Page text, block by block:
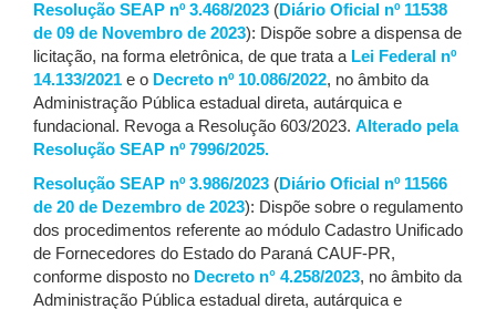
Resolução SEAP nº 3.468/2023 (Diário Oficial nº 11538
de 09 de Novembro de 2023): Dispõe sobre a dispensa de
licitação, na forma eletrônica, de que trata a Lei Federal nº
14.133/2021 e o Decreto nº 10.086/2022, no âmbito da
Administração Pública estadual direta, autárquica e
fundacional. Revoga a Resolução 603/2023. Alterado pela
Resolução SEAP nº 7996/2025.
Resolução SEAP nº 3.986/2023 (Diário Oficial nº 11566
de 20 de Dezembro de 2023): Dispõe sobre o regulamento
dos procedimentos referente ao módulo Cadastro Unificado
de Fornecedores do Estado do Paraná CAUF-PR,
conforme disposto no Decreto n° 4.258/2023, no âmbito da
Administração Pública estadual direta, autárquica e